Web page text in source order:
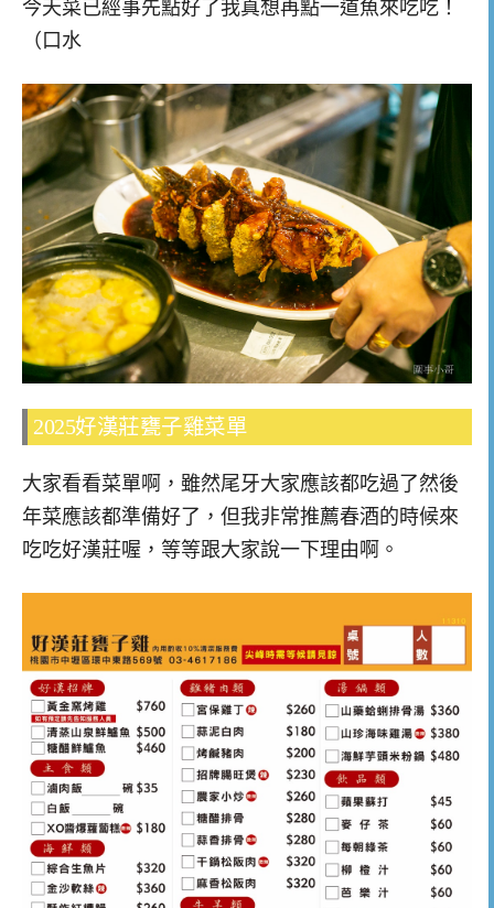
今天菜已經事先點好了我真想再點一道魚來吃吃！
（口水
2025好漢莊甕子雞菜單
大家看看菜單啊，雖然尾牙大家應該都吃過了然後
年菜應該都準備好了，但我非常推薦春酒的時候來
吃吃好漢莊喔，等等跟大家說一下理由啊。